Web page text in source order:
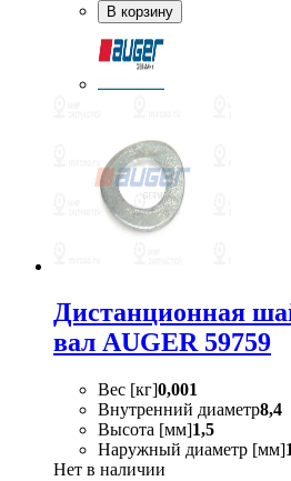
В корзину
Дистанционная
вал AUGER 59759
Вес [кг]0,001
Внутренний диаметр8,4
Высота [мм]1,5
Наружный диаметр [мм]
Нет в наличии